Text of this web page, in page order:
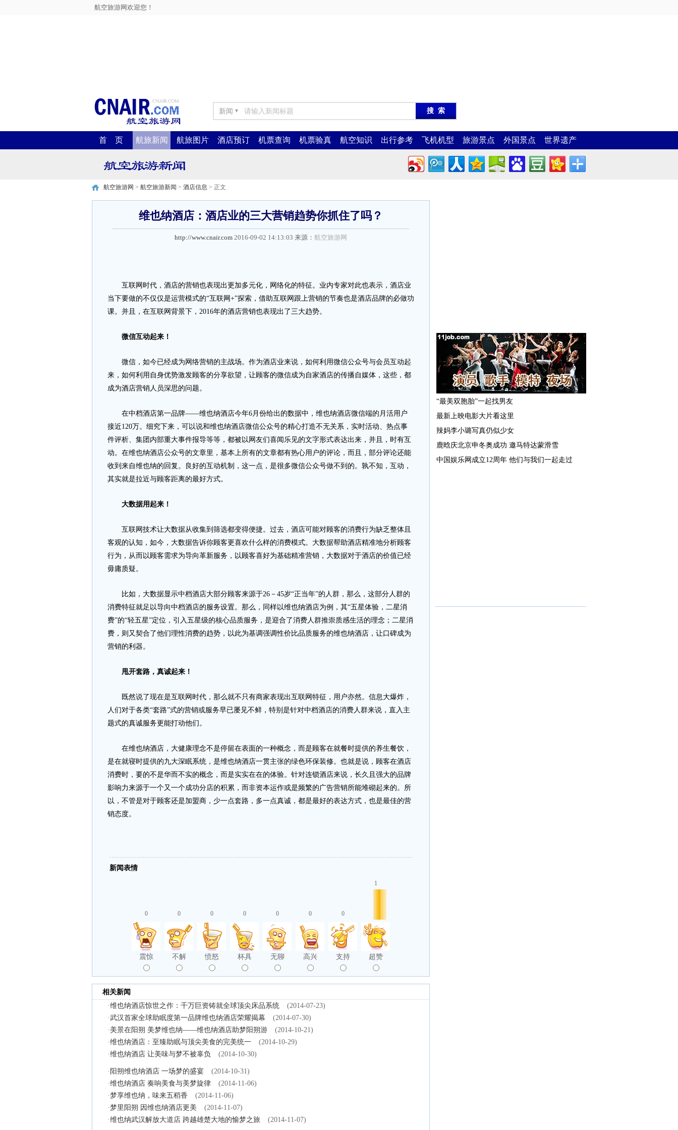
航空旅游网欢迎您！
新闻 ▼
首 页 航旅新闻 航旅图片 酒店预订 机票查询 机票验真 航空知识 出行参考 飞机机型 旅游景点 外国景点 世界遗产
航空旅游网 > 航空旅游新闻 > 酒店信息 > 正文
维也纳酒店：酒店业的三大营销趋势你抓住了吗？
http://www.cnair.com 2016-09-02 14:13:03 来源： 航空旅游网
互联网时代，酒店的营销也表现出更加多元化，网络化的特征。业内专家对此也表示，酒店业
当下要做的不仅仅是运营模式的“互联网+”探索，借助互联网跟上营销的节奏也是酒店品牌的必做功
课。并且，在互联网背景下，2016年的酒店营销也表现出了三大趋势。
微信互动起来！
微信，如今已经成为网络营销的主战场。作为酒店业来说，如何利用微信公众号与会员互动起
来，如何利用自身优势激发顾客的分享欲望，让顾客的微信成为自家酒店的传播自媒体，这些，都
成为酒店营销人员深思的问题。
在中档酒店第一品牌——维也纳酒店今年6月份给出的数据中，维也纳酒店微信端的月活用户
接近120万。细究下来，可以说和维也纳酒店微信公众号的精心打造不无关系，实时活动、热点事
件评析、集团内部重大事件报导等等，都被以网友们喜闻乐见的文字形式表达出来，并且，时有互
动。在维也纳酒店公众号的文章里，基本上所有的文章都有热心用户的评论，而且，部分评论还能
收到来自维也纳的回复。良好的互动机制，这一点，是很多微信公众号做不到的。孰不知，互动，
其实就是拉近与顾客距离的最好方式。
大数据用起来！
互联网技术让大数据从收集到筛选都变得便捷。过去，酒店可能对顾客的消费行为缺乏整体且
客观的认知，如今，大数据告诉你顾客更喜欢什么样的消费模式。大数据帮助酒店精准地分析顾客
行为，从而以顾客需求为导向革新服务，以顾客喜好为基础精准营销，大数据对于酒店的价值已经
毋庸质疑。
比如，大数据显示中档酒店大部分顾客来源于26－45岁“正当年”的人群，那么，这部分人群的
消费特征就足以导向中档酒店的服务设置。那么，同样以维也纳酒店为例，其“五星体验，二星消
费”的“轻五星”定位，引入五星级的核心品质服务，是迎合了消费人群推崇质感生活的理念；二星消
费，则又契合了他们理性消费的趋势，以此为基调强调性价比品质服务的维也纳酒店，让口碑成为
营销的利器。
甩开套路，真诚起来！
既然说了现在是互联网时代，那么就不只有商家表现出互联网特征，用户亦然。信息大爆炸，
人们对于各类“套路”式的营销或服务早已屡见不鲜，特别是针对中档酒店的消费人群来说，直入主
题式的真诚服务更能打动他们。
在维也纳酒店，大健康理念不是停留在表面的一种概念，而是顾客在就餐时提供的养生餐饮，
是在就寝时提供的九大深眠系统，是维也纳酒店一贯主张的绿色环保装修。也就是说，顾客在酒店
消费时，要的不是华而不实的概念，而是实实在在的体验。针对连锁酒店来说，长久且强大的品牌
影响力来源于一个又一个成功分店的积累，而非资本运作或是频繁的广告营销所能堆砌起来的。所
以，不管是对于顾客还是加盟商，少一点套路，多一点真诚，都是最好的表达方式，也是最佳的营
销态度。
新闻表情
0
震惊
0
不解
0
愤怒
0
杯具
0
无聊
0
高兴
0
支持
1
超赞
相关新闻
·维也纳酒店惊世之作：千万巨资铸就全球顶尖床品系统
(2014-07-23)
·武汉首家全球助眠度第一品牌维也纳酒店荣耀揭幕
(2014-07-30)
· 美景在阳朔 美梦维也纳——维也纳酒店助梦阳朔游
(2014-10-21)
·维也纳酒店：至臻助眠与顶尖美食的完美统一
(2014-10-29)
·维也纳酒店 让美味与梦不被辜负 (2014-10-30)
· 阳朔维也纳酒店 一场梦的盛宴
(2014-10-31)
·维也纳酒店 奏响美食与美梦旋律
(2014-11-06)
·梦享维也纳，味来五稻香
(2014-11-06)
·梦里阳朔 因维也纳酒店更美
(2014-11-07)
·维也纳武汉解放大道店 跨越雄楚大地的愉梦之旅 (2014-11-07)